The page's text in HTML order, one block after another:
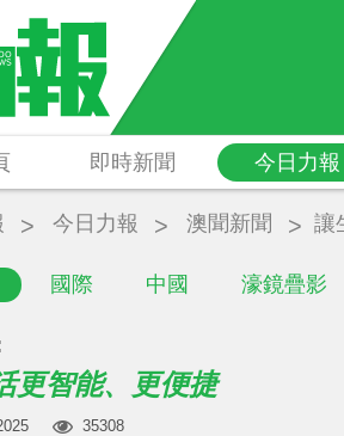
即時新聞 今日力報
國際 中國 濠鏡疊影
今日力報 澳聞新聞 讓
更智能、更便捷
35308